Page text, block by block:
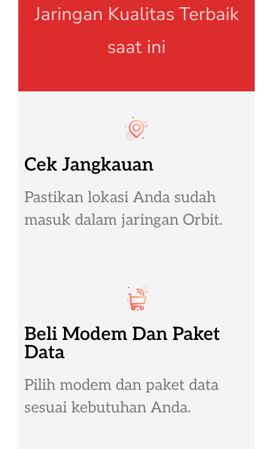
Jaringan Kualitas Terbaik
saat ini
Cek Jangkauan
Pastikan lokasi Anda sudah
masuk dalam jaringan Orbit.
Beli Modem Dan Paket
Data
Pilih modem dan paket data
sesuai kebutuhan Anda.